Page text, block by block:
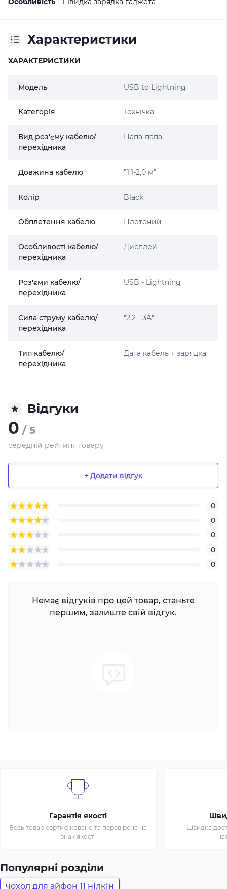
Характеристики
ХАРАКТЕРИСТИКИ
Модель USB to Lightning
Категорія Технічка
Вид роз'єму кабелю/
перехідника
Папа-папа
Довжина кабелю "1,1-2,0 м"
Колір Black
Обплетення кабелю Плетений
Особливості кабелю/
перехідника
Дисплей
Роз'єми кабелю/
перехідника
USB - Lightning
Сила струму кабелю/
перехідника
"2,2 - 3А"
Тип кабелю/
перехідника
Дата кабель + зарядка
Відгуки
0 / 5
середній рейтинг товару
+ Додати відгук
0
0
0
0
0
Немає відгуків про цей товар, станьте
першим, залиште свій відгук.
Гарантія якості
Весь товар сертифіковано та перевірене на
знак якості
Швидка
Популярні розділи
чохол для айфон 11 нілкін